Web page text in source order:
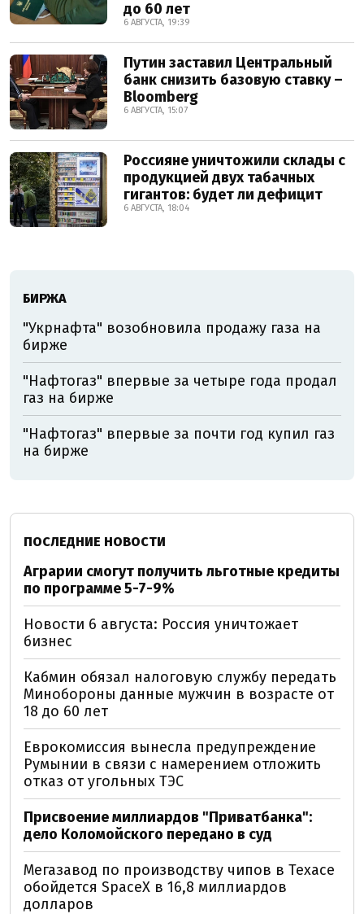
до 60 лет
6 АВГУСТА, 19:39
Путин заставил Центральный
банк снизить базовую ставку –
Bloomberg
6 АВГУСТА, 15:07
Россияне уничтожили склады с
продукцией двух табачных
гигантов: будет ли дефицит
6 АВГУСТА, 18:04
БИРЖА
"Укрнафта" возобновила продажу газа на
бирже
"Нафтогаз" впервые за четыре года продал
газ на бирже
"Нафтогаз" впервые за почти год купил газ
на бирже
ПОСЛЕДНИЕ НОВОСТИ
Аграрии смогут получить льготные кредиты
по программе 5-7-9%
Новости 6 августа: Россия уничтожает
бизнес
Кабмин обязал налоговую службу передать
Минобороны данные мужчин в возрасте от
18 до 60 лет
Еврокомиссия вынесла предупреждение
Румынии в связи с намерением отложить
отказ от угольных ТЭС
Присвоение миллиардов "Приватбанка":
дело Коломойского передано в суд
Мегазавод по производству чипов в Техасе
обойдется SpaceX в 16,8 миллиардов
долларов